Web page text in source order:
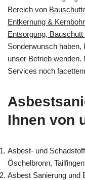
Bereich von
Entkernung &
Entsorgung,
Sonderwunsch
unser Betrieb
Services noch
Ihnen von
Asbest- und
Öschelbronn,
Asbest Sanierung und